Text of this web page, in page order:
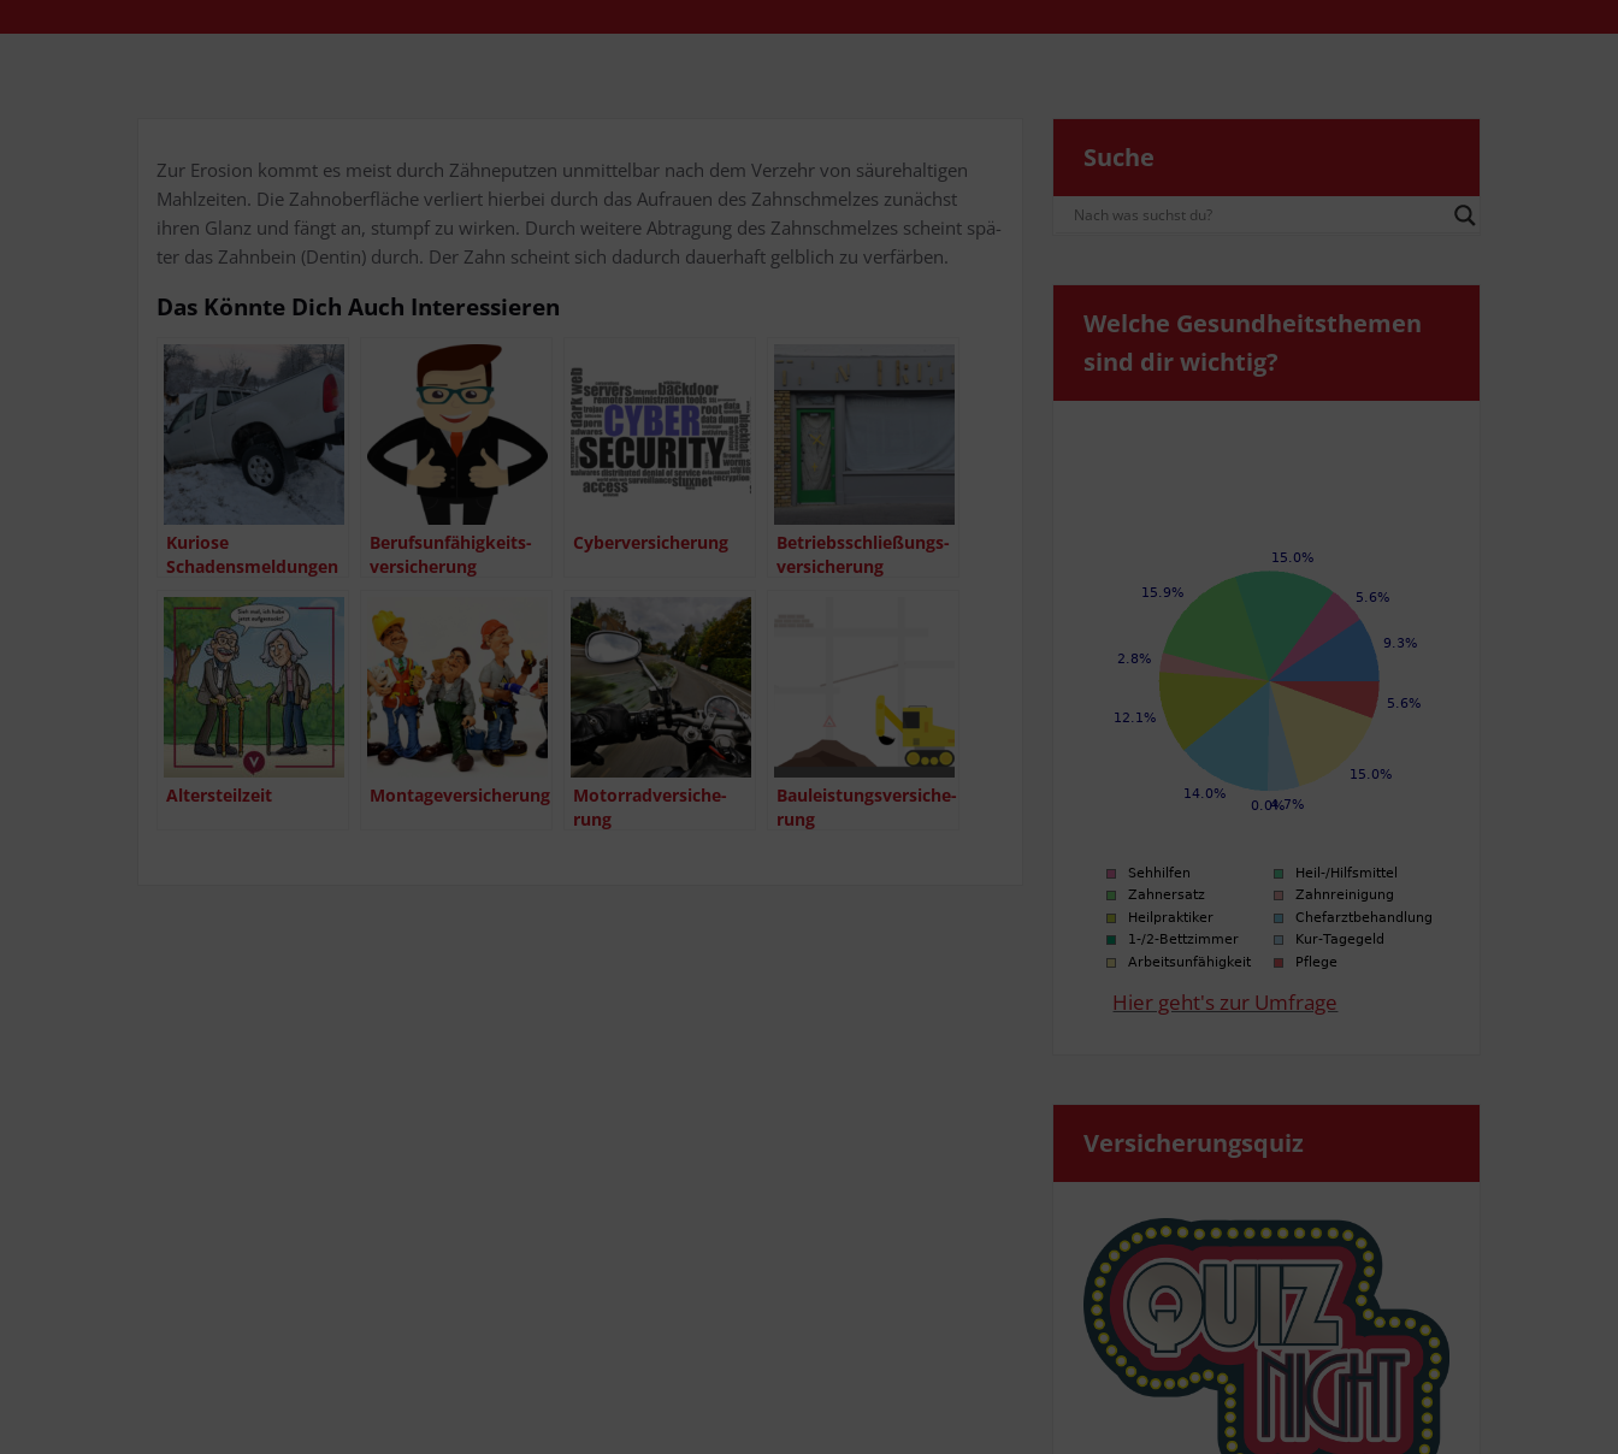
Zur Ero­si­on kommt es meist durch Zäh­ne­put­zen unmit­tel­bar nach dem Ver­zehr von säu­re­hal­ti­gen
Mahl­zei­ten. Die Zahn­ober­flä­che ver­liert hier­bei durch das Auf­rau­en des Zahn­schmel­zes zunächst
ihren Glanz und fängt an, stumpf zu wir­ken. Durch wei­te­re Abtra­gung des Zahn­schmel­zes scheint spä­
ter das Zahn­bein (Den­tin) durch. Der Zahn scheint sich dadurch dau­er­haft gelb­lich zu verfärben.
Das Könn­te Dich Auch Interessieren
Kurio­se
Schadensmeldungen
Berufs­un­fä­hig­keits­
ver­si­che­rung
Cyber­ver­si­che­rung
Betriebs­schlie­ßungs­
ver­si­che­rung
Alters­teil­zeit Mon­ta­ge­ver­si­che­rung
Motor­rad­ver­si­che­
rung
Bau­leis­tungs­ver­si­che­
rung
Suche
Wel­che Gesund­heits­the­men
sind dir wichtig?
Hier geht's zur Umfrage
Ver­si­che­rungs­quiz